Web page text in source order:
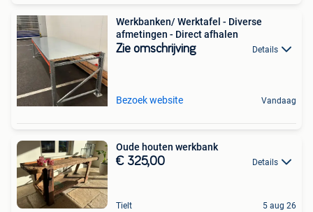
Werkbanken/ Werktafel - Diverse
afmetingen - Direct afhalen
Zie omschrijving Details
Bezoek website Vandaag
Oude houten werkbank
€ 325,00 Details
Tielt 5 aug 26